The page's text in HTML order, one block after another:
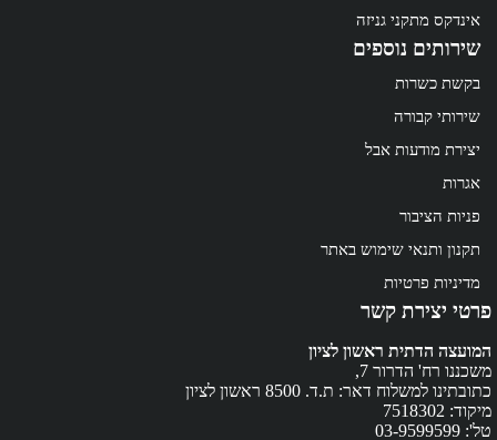
אינדקס מתקני גניזה
שירותים נוספים
בקשת כשרות
שירותי קבורה
יצירת מודעות אבל
אגרות
פניות הציבור
תקנון ותנאי שימוש באתר
מדיניות פרטיות
פרטי יצירת קשר
המועצה הדתית ראשון לציון
משכננו רח' הדרור 7,
כתובתינו למשלוח דאר: ת.ד. 8500 ראשון לציון
מיקוד: 7518302
טל': 03-9599599